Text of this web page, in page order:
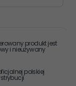
produkt jest
i nieużywany
polskiej